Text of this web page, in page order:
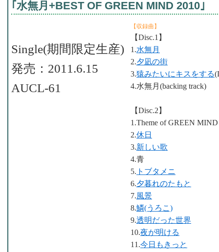
｢水無月+BEST OF GREEN MIND 2010｣
【収録曲】
【Disc.1】
1.水無月
2.夕凪の街
3.猿みたいにキスをする
4.水無月(backing track)
【Disc.2】
1.Theme of GREEN MIND
2.休日
3.新しい歌
4.青
5. トブタメニ
6.夕暮れのたもと
7.風景
8.鱗(うろこ)
9.透明だった世界
10.夜が明ける
11.今日もきっと
Single(期間限定生産)
発売：2011.6.15
AUCL-61